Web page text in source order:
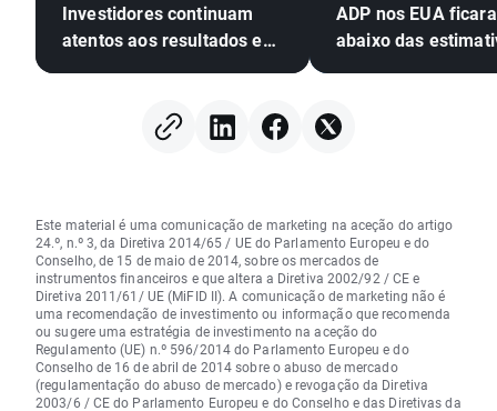
Investidores continuam
atentos aos resultados em
ADP nos EUA
abaixo das
Este material é uma comunicação de marketing na aceção do artigo
24.º, n.º 3, da Diretiva 2014/65 / UE do Parlamento Europeu e do
Conselho, de 15 de maio de 2014, sobre os mercados de
instrumentos financeiros e que altera a Diretiva 2002/92 / CE e
Diretiva 2011/61/ UE (MiFID II). A comunicação de marketing não é
uma recomendação de investimento ou informação que recomenda
ou sugere uma estratégia de investimento na aceção do
Regulamento (UE) n.º 596/2014 do Parlamento Europeu e do
Conselho de 16 de abril de 2014 sobre o abuso de mercado
(regulamentação do abuso de mercado) e revogação da Diretiva
2003/6 / CE do Parlamento Europeu e do Conselho e das Diretivas da